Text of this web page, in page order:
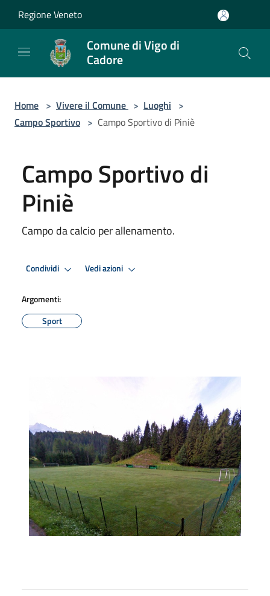
Regione Veneto
Comune di Vigo di
Cadore
Home > Vivere il Comune > Luoghi >
Campo Sportivo > Campo Sportivo di Piniè
Campo Sportivo di
Piniè
Campo da calcio per allenamento.
Condividi Vedi azioni
Argomenti:
Sport